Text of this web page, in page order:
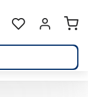
СписокВойти или